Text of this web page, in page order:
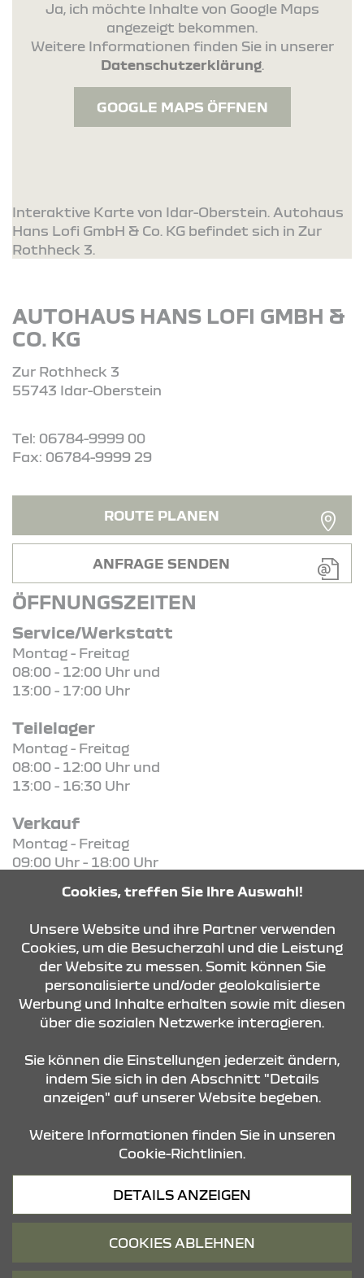
Ja, ich möchte Inhalte von Google Maps
angezeigt bekommen.
Weitere Informationen finden Sie in unserer
Datenschutzerklärung.
GOOGLE MAPS ÖFFNEN
Interaktive Karte von Idar-Oberstein. Autohaus
Hans Lofi GmbH & Co. KG befindet sich in Zur
Rothheck 3.
AUTOHAUS HANS LOFI GMBH &
CO. KG
Zur Rothheck 3
55743 Idar-Oberstein
Tel: 06784-9999 00
Fax: 06784-9999 29
ROUTE PLANEN
ANFRAGE SENDEN
ÖFFNUNGSZEITEN
Service/Werkstatt
Montag - Freitag
08:00 - 12:00 Uhr und
13:00 - 17:00 Uhr
Teilelager
Montag - Freitag
08:00 - 12:00 Uhr und
13:00 - 16:30 Uhr
Verkauf
Montag - Freitag
09:00 Uhr - 18:00 Uhr
09:00 Uhr - 13:00 Uhr
KONTAKT & ANFAHRT
Cookies, treffen Sie Ihre Auswahl!
Unsere Website und ihre Partner verwenden
Cookies, um die Besucherzahl und die Leistung
der Website zu messen. Somit können Sie
personalisierte und/oder geolokalisierte
Werbung und Inhalte erhalten sowie mit diesen
über die sozialen Netzwerke interagieren.
Sie können die Einstellungen jederzeit ändern,
indem Sie sich in den Abschnitt "Details
anzeigen" auf unserer Website begeben.
Weitere Informationen finden Sie in unseren
Cookie-Richtlinien.
DETAILS ANZEIGEN
COOKIES ABLEHNEN